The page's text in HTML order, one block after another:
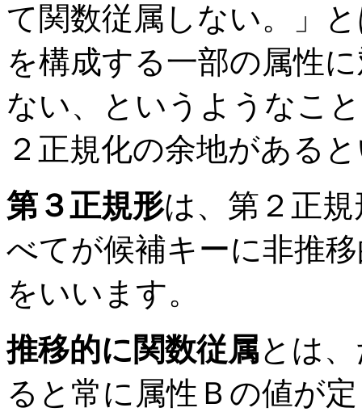
て関数従属しない。」
を構成する一部の属性
ない、というようなこ
２正規化の余地がある
第３正規形は、第２正
べてが候補キーに非推
をいいます。
推移的に関数従属とは
ると常に属性Ｂの値が